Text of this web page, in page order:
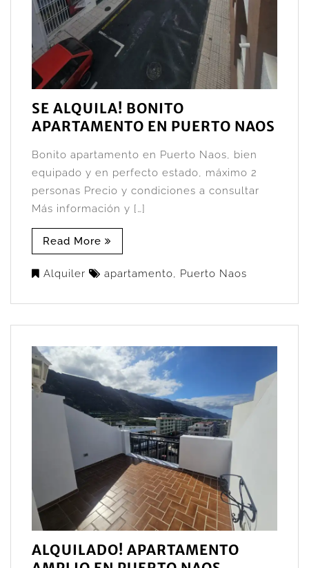
SE ALQUILA! BONITO
APARTAMENTO EN PUERTO NAOS
Bonito apartamento en Puerto Naos, bien
equipado y en perfecto estado, máximo 2
personas Precio y condiciones a consultar
Más información y […]
Read More
Alquiler apartamento Puerto Naos
ALQUILADO! APARTAMENTO